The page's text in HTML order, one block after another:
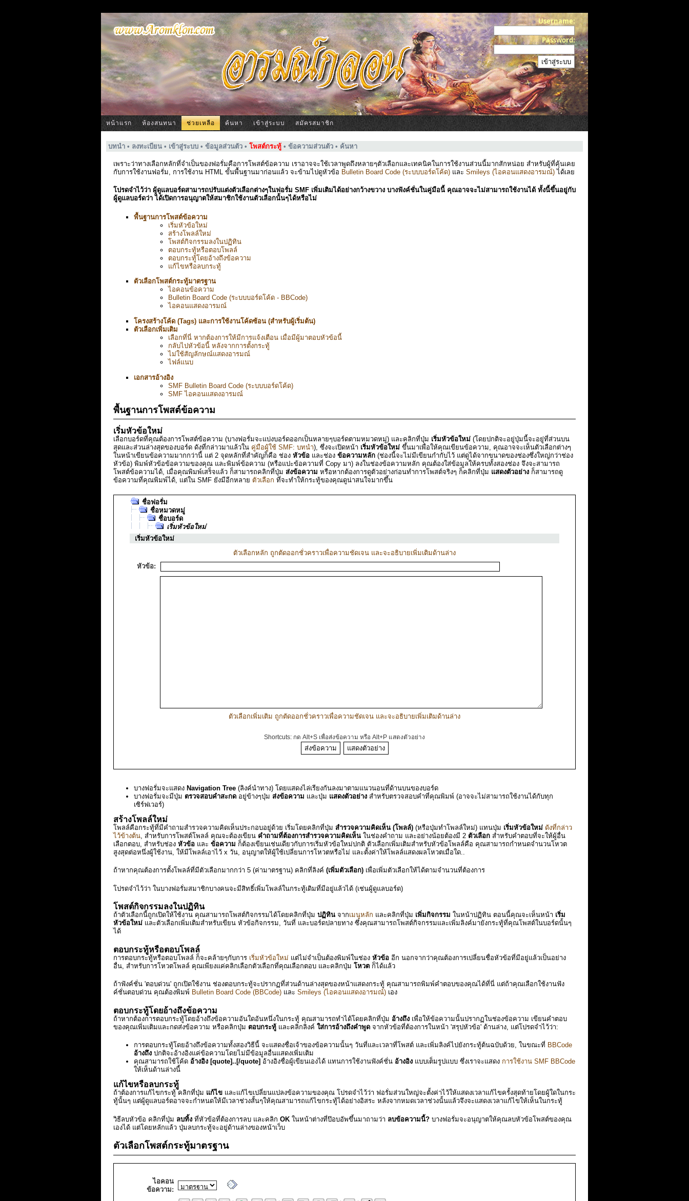
Username:
Password:
หน้าแรก ห้องสนทนา ช่วยเหลือ ค้นหา เข้าสู่ระบบ สมัครสมาชิก
บทนำ • ลงทะเบียน • เข้าสู่ระบบ • ข้อมูลส่วนตัว • โพสต์กระทู้ • ข้อความส่วนตัว • ค้นหา
เพราะว่าทางเลือกหลักที่จำเป็นของฟอรั่มคือการโพสต์ข้อความ เราอาจจะใช้เวลาพูดถึงหลายๆตัวเลือกและเทคนิคในการใช้งานส่วนนี้มากสักหน่อย สำหรับผู้ที่คุ้นเคย
กับการใช้งานฟอรั่ม, การใช้งาน HTML ขั้นพื้นฐานมาก่อนแล้ว จะข้ามไปดูหัวข้อ Bulletin Board Code (ระบบบอร์ดโค้ด)และ Smileys (ไอคอนแสดงอารมณ์)ได้เลย
โปรดจำไว้ว่า ผู้ดูแลบอร์ดสามารถปรับแต่งตัวเลือกต่างๆในฟอรั่ม SMF เพิ่มเติมได้อย่างกว้างขวาง บางฟังค์ชั่นในคู่มือนี้ คุณอาจจะไม่สามารถใช้งานได้ ทั้งนี้ขึ้นอยู่กับ
ผู้ดูแลบอร์ดว่า ได้เปิดการอนุญาตให้สมาชิกใช้งานตัวเลือกนั้นๆได้หรือไม่
พื้นฐานการโพสต์ข้อความ
เริ่มหัวข้อใหม่
สร้างโพลล์ใหม่
โพสต์กิจกรรมลงในปฏิทิน
ตอบกระทู้หรือตอบโพลล์
ตอบกระทู้โดยอ้างถึงข้อความ
แก้ไขหรือลบกระทู้
ตัวเลือกโพสต์กระทู้มาตรฐาน
ไอคอนข้อความ
Bulletin Board Code (ระบบบอร์ดโค้ด - BBCode)
ไอคอนแสดงอารมณ์
โครงสร้างโค้ด (Tags) และการใช้งานโค้ดซ้อน (สำหรับผู้เริ่มต้น)
ตัวเลือกเพิ่มเติม
เลือกที่นี่ หากต้องการให้มีการแจ้งเตือน เมื่อมีผู้มาตอบหัวข้อนี้
กลับไปหัวข้อนี้ หลังจากการตั้งกระทู้
ไม่ใช้สัญลักษณ์แสดงอารมณ์
ไฟล์แนบ
เอกสารอ้างอิง
SMF Bulletin Board Code (ระบบบอร์ดโค้ด)
SMF ไอคอนแสดงอารมณ์
พื้นฐานการโพสต์ข้อความ
เริ่มหัวข้อใหม่
เลือกบอร์ดที่คุณต้องการโพสต์ข้อความ (บางฟอรั่มจะแบ่งบอร์ดออกเป็นหลายๆบอร์ดตามหมวดหมู่) และคลิกที่ปุ่ม เริ่มหัวข้อใหม่(โดยปกติจะอยู่ปุ่มนี้จะอยู่ที่ส่วนบน
สุดและส่วนล่างสุดของบอร์ด ดังที่กล่าวมาแล้วใน คู่มือผู้ใช้ SMF: บทนำ), ซึ่งจะเปิดหน้า เริ่มหัวข้อใหม่ขึ้นมาเพื่อให้คุณเขียนข้อความ, คุณอาจจะเห็นตัวเลือกต่างๆ
ในหน้าเขียนข้อความมากกว่านี้ แต่ 2 จุดหลักที่สำคัญก็คือ ช่อง หัวข้อและช่อง ข้อความหลัก(ช่องนี้จะไม่มีเขียนกำกับไว้ แต่ดูได้จากขนาดของช่องซึ่งใหญ่กว่าช่อง
หัวข้อ) พิมพ์หัวข้อข้อความของคุณ และพิมพ์ข้อความ (หรือแปะข้อความที่ Copy มา) ลงในช่องข้อความหลัก คุณต้องใส่ข้อมูลให้ครบทั้งสองช่อง จึงจะสามารถ
โพสต์ข้อความได้, เมื่อคุณพิมพ์เสร็จแล้ว ก็สามารถคลิกที่ปุ่ม ส่งข้อความ หรือหากต้องการดูตัวอย่างก่อนทำการโพสต์จริงๆ ก็คลิกที่ปุ่ม แสดงตัวอย่างก็สามารถดู
ข้อความที่คุณพิมพ์ได้, แต่ใน SMF ยังมีอีกหลาย ตัวเลือก ที่จะทำให้กระทู้ของคุณดูน่าสนใจมากขึ้น
ชื่อฟอรั่ม
ชื่อหมวดหมู่
ชื่อบอร์ด
เริ่มหัวข้อใหม่
เริ่มหัวข้อใหม่
ตัวเลือกหลัก ถูกตัดออกชั่วคราวเพื่อความชัดเจน และจะอธิบายเพิ่มเติมด้านล่าง
หัวข้อ:
ตัวเลือกเพิ่มเติม ถูกตัดออกชั่วคราวเพื่อความชัดเจน และจะอธิบายเพิ่มเติมด้านล่าง
Shortcuts: กด Alt+S เพื่อส่งข้อความ หรือ Alt+P แสดงตัวอย่าง
บางฟอรั่มจะแสดง Navigation Tree(ลิงค์นำทาง) โดยแสดงไล่เรียงกันลงมาตามแนวนอนที่ด้านบนของบอร์ด
บางฟอรั่มจะมีปุ่ม ตรวจสอบคำสะกดอยู่ข้างๆปุ่ม ส่งข้อความ และปุ่ม แสดงตัวอย่างสำหรับตรวจสอบคำที่คุณพิมพ์ (อาจจะไม่สามารถใช้งานได้กับทุก
เซิร์ฟเวอร์)
สร้างโพลล์ใหม่
โพลล์คือกระทู้ที่มีคำถามสำรวจความคิดเห็นประกอบอยู่ด้วย เริ่มโดยคลิกที่ปุ่ม สำรวจความคิดเห็น (โพลล์)(หรือปุ่มทำโพลล์ใหม่) แทนปุ่ม เริ่มหัวข้อใหม่ ดังที่กล่าว
ไว้ข้างต้น, สำหรับการโพสต์โพลล์ คุณจะต้องเขียน คำถามที่ต้องการสำรวจความคิดเห็นในช่องคำถาม และอย่างน้อยต้องมี 2 ตัวเลือกสำหรับคำตอบที่จะให้ผู้อื่น
เลือกตอบ, สำหรับช่อง หัวข้อและ ข้อความ ก็ต้องเขียนเช่นเดียวกับการเริ่มหัวข้อใหม่ปกติ ตัวเลือกเพิ่มเติมสำหรับหัวข้อโพลล์คือ คุณสามารถกำหนดจำนวนโหวต
สูงสุดต่อหนึ่งผู้ใช้งาน, ให้มีโพลล์เอาไว้ x วัน, อนุญาตให้ผู้ใช้เปลี่ยนการโหวตหรือไม่ และตั้งค่าให้โพลล์แสดงผลโหวตเมื่อใด..
ถ้าหากคุณต้องการตั้งโพลล์ที่มีตัวเลือกมากกว่า 5 (ค่ามาตรฐาน) คลิกที่ลิงค์ (เพิ่มตัวเลือก)เพื่อเพิ่มตัวเลือกให้ได้ตามจำนวนที่ต้องการ
โปรดจำไว้ว่า ในบางฟอรั่มสมาชิกบางคนจะมีสิทธิ์เพิ่มโพลล์ในกระทู้เดิมที่มีอยู่แล้วได้ (เช่นผู้ดูแลบอร์ด)
โพสต์กิจกรรมลงในปฏิทิน
ถ้าตัวเลือกนี้ถูกเปิดให้ใช้งาน คุณสามารถโพสต์กิจกรรมได้โดยคลิกที่ปุ่ม ปฏิทินจากเมนูหลัก และคลิกที่ปุ่ม เพิ่มกิจกรรม ในหน้าปฏิทิน ตอนนี้คุณจะเห็นหน้า เริ่ม
หัวข้อใหม่และตัวเลือกเพิ่มเติมสำหรับเขียน หัวข้อกิจกรรม, วันที่ และบอร์ดปลายทาง ซึ่งคุณสามารถโพสต์กิจกรรมและเพิ่มลิงค์มายังกระทู้ที่คุณโพสต์ในบอร์ดนั้นๆ
ได้
ตอบกระทู้หรือตอบโพลล์
การตอบกระทู้หรือตอบโพลล์ ก็จะคล้ายๆกับการ เริ่มหัวข้อใหม่ แต่ไม่จำเป็นต้องพิมพ์ในช่อง หัวข้ออีก นอกจากว่าคุณต้องการเปลี่ยนชื่อหัวข้อที่มีอยู่แล้วเป็นอย่าง
อื่น, สำหรับการโหวตโพลล์ คุณเพียงแค่คลิกเลือกตัวเลือกที่คุณเลือกตอบ และคลิกปุ่ม โหวตก็ได้แล้ว
ถ้าฟังค์ชั่น 'ตอบด่วน' ถูกเปิดใช้งาน ช่องตอบกระทู้จะปรากฏที่ส่วนด้านล่างสุดของหน้าแสดงกระทู้ คุณสามารถพิมพ์คำตอบของคุณได้ที่นี่ แต่ถ้าคุณเลือกใช้งานฟัง
ค์ชั่นตอบด่วน คุณต้องพิมพ์ Bulletin Board Code (BBCode)และ Smileys (ไอคอนแสดงอารมณ์)เอง
ตอบกระทู้โดยอ้างถึงข้อความ
ถ้าหากต้องการตอบกระทู้โดยอ้างถึงข้อความอันใดอันหนึ่งในกระทู้ คุณสามารถทำได้โดยคลิกที่ปุ่ม อ้างถึงเพื่อให้ข้อความนั้นปรากฏในช่องข้อความ เขียนคำตอบ
ของคุณเพิ่มเติมและกดส่งข้อความ หรือคลิกปุ่ม ตอบกระทู้และคลิกลิงค์ ใส่การอ้างถึงคำพูดจากหัวข้อที่ต้องการในหน้า 'สรุปหัวข้อ' ด้านล่าง, แต่โปรดจำไว้ว่า:
การตอบกระทู้โดยอ้างถึงข้อความทั้งสองวิธีนี้ จะแสดงชื่อเจ้าของข้อความนั้นๆ วันที่และเวลาที่โพสต์ และเพิ่มลิงค์ไปยังกระทู้ต้นฉบับด้วย, ในขณะที่ BBCode
อ้างถึงปกติจะอ้างอิงแค่ข้อความโดยไม่มีข้อมูลอื่นแสดงเพิ่มเติม
คุณสามารถใช้โค้ด อ้างอิง [quote]..[/quote] อ้างอิงชื่อผู้เขียนเองได้ แทนการใช้งานฟังค์ชั่น อ้างอิงแบบเต็มรูปแบบ ซึ่งเราจะแสดง การใช้งาน SMF BBCode
ให้เห็นด้านล่างนี้
แก้ไขหรือลบกระทู้
ถ้าต้องการแก้ไขกระทู้ คลิกที่ปุ่ม แก้ไขและแก้ไขเปลี่ยนแปลงข้อความของคุณ โปรดจำไว้ว่า ฟอรั่มส่วนใหญ่จะตั้งค่าไว้ให้แสดงเวลาแก้ไขครั้งสุดท้ายโดยผู้ใดในกระ
ทู้นั้นๆ แต่ผู้ดูแลบอร์ดอาจจะกำหนดให้มีเวลาช่วงสั้นๆให้คุณสามารถแก้ไขกระทู้ได้อย่างอิสระ หลังจากหมดเวลาช่วงนั้นแล้วจึงจะแสดงเวลาแก้ไขให้เห็นในกระทู้
วิธีลบหัวข้อ คลิกที่ปุ่ม ลบทิ้งที่หัวข้อที่ต้องการลบ และคลิก OKในหน้าต่างที่ป๊อบอัพขึ้นมาถามว่า ลบข้อความนี้?บางฟอรั่มจะอนุญาตให้คุณลบหัวข้อโพสต์ของคุณ
เองได้ แต่โดยหลักแล้ว ปุ่มลบกระทู้จะอยู่ด้านล่างของหน้าเว็บ
ตัวเลือกโพสต์กระทู้มาตรฐาน
ไอคอน
ข้อความ: